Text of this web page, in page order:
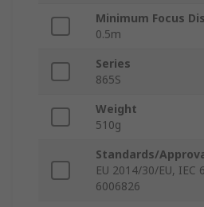
Minimum Focus
0.5m
Series
865S
Weight
510g
Standards/
EU 2014/30/EU, IEC
6006826